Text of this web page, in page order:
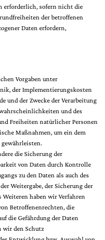
erforderlich, sofern nicht die
der betroffenen
Daten erfordern,
Vorgaben unter
der Implementierungskosten
und der Zwecke der Verarbeitung
und des
Freiheiten natürlicher Personen
Maßnahmen, um ein dem
gewährleisten.
die Sicherung der
von Daten durch Kontrolle
zu den Daten als auch des
Weitergabe, der Sicherung der
haben wir Verfahren
Betroffenenrechten, die
die Gefährdung der Daten
wir den Schutz